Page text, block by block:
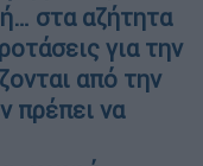
στα αζήτητα
για την
από την
πρέπει να